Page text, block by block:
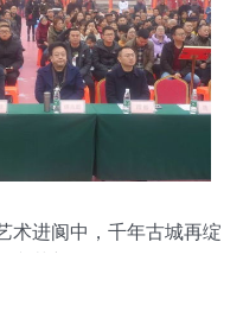
术进阆中，千年古城再绽